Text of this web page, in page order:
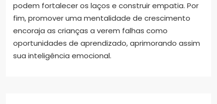
podem fortalecer os laços e construir empatia. Por
fim, promover uma mentalidade de crescimento
encoraja as crianças a verem falhas como
oportunidades de aprendizado, aprimorando assim
sua inteligência emocional.